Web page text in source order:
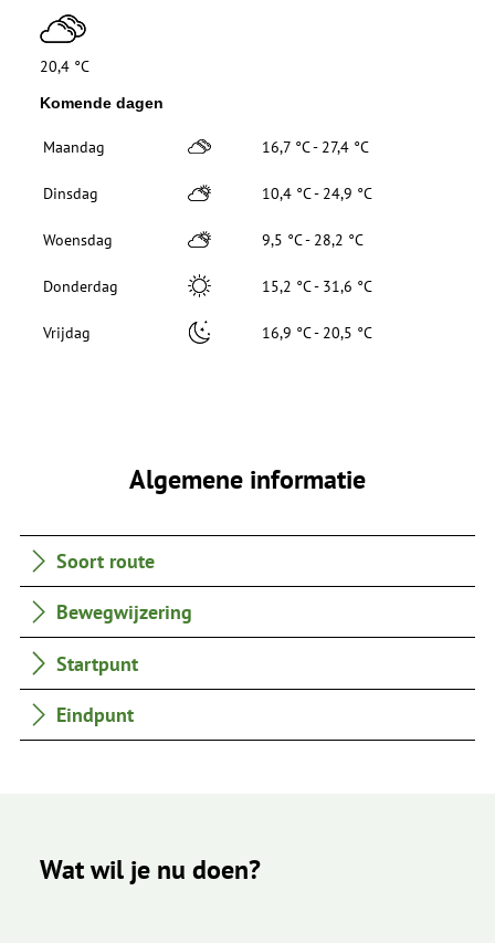
20,4 °C
Komende dagen
Maandag 16,7 °C - 27,4 °C
Dinsdag 10,4 °C - 24,9 °C
Woensdag 9,5 °C - 28,2 °C
Donderdag 15,2 °C - 31,6 °C
Vrijdag 16,9 °C - 20,5 °C
Algemene informatie
Soort route
Bewegwijzering
Startpunt
Eindpunt
Wat wil je nu doen?